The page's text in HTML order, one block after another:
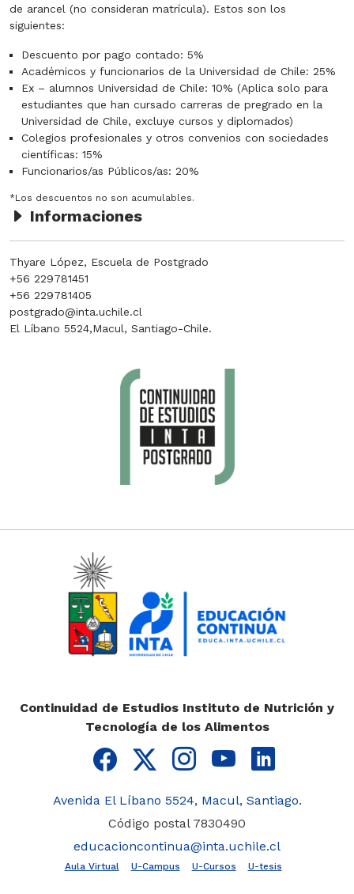
de arancel (no consideran matrícula). Estos son los
siguientes:
Descuento por pago contado: 5%
Académicos y funcionarios de la Universidad de Chile: 25%
Ex – alumnos Universidad de Chile: 10% (Aplica solo para
estudiantes que han cursado carreras de pregrado en la
Universidad de Chile, excluye cursos y diplomados)
Colegios profesionales y otros convenios con sociedades
científicas: 15%
Funcionarios/as Públicos/as: 20%
*Los descuentos no son acumulables.
Informaciones
Thyare López, Escuela de Postgrado
+56 229781451
+56 229781405
postgrado@inta.uchile.cl
El Líbano 5524,Macul, Santiago-Chile.
Continuidad de Estudios Instituto de Nutrición y
Tecnología de los Alimentos
Avenida El Líbano 5524, Macul, Santiago.
Código postal 7830490
educacioncontinua@inta.uchile.cl
Aula Virtual U-Campus U-Cursos U-tesis